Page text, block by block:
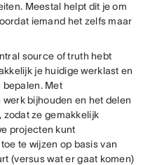
Meestal helpt dit je om
iemand het zelfs maar
source of truth hebt
je huidige werklast en
Met
bijhouden en het delen
zodat ze gemakkelijk
projecten kunt
te wijzen op basis van
(versus wat er gaat komen)